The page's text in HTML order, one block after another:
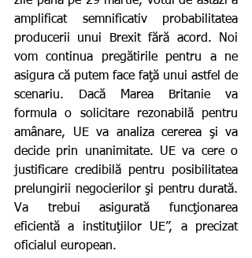
amplificat semnificativ probabilitatea
producerii unui Brexit fără acord. Noi
vom continua pregătirile pentru a ne
asigura că putem face faţă unui astfel de
scenariu. Dacă Marea Britanie va
formula o solicitare rezonabilă pentru
amânare, UE va analiza cererea şi va
decide prin unanimitate. UE va cere o
justificare credibilă pentru posibilitatea
prelungirii negocierilor şi pentru durată.
Va trebui asigurată funcţionarea
eficientă a instituţiilor UE”, a precizat
oficialul european.